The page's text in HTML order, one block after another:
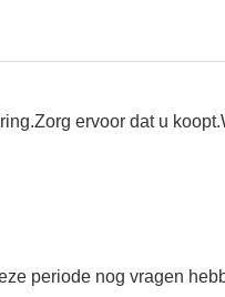
ervoor dat u
periode nog vragen